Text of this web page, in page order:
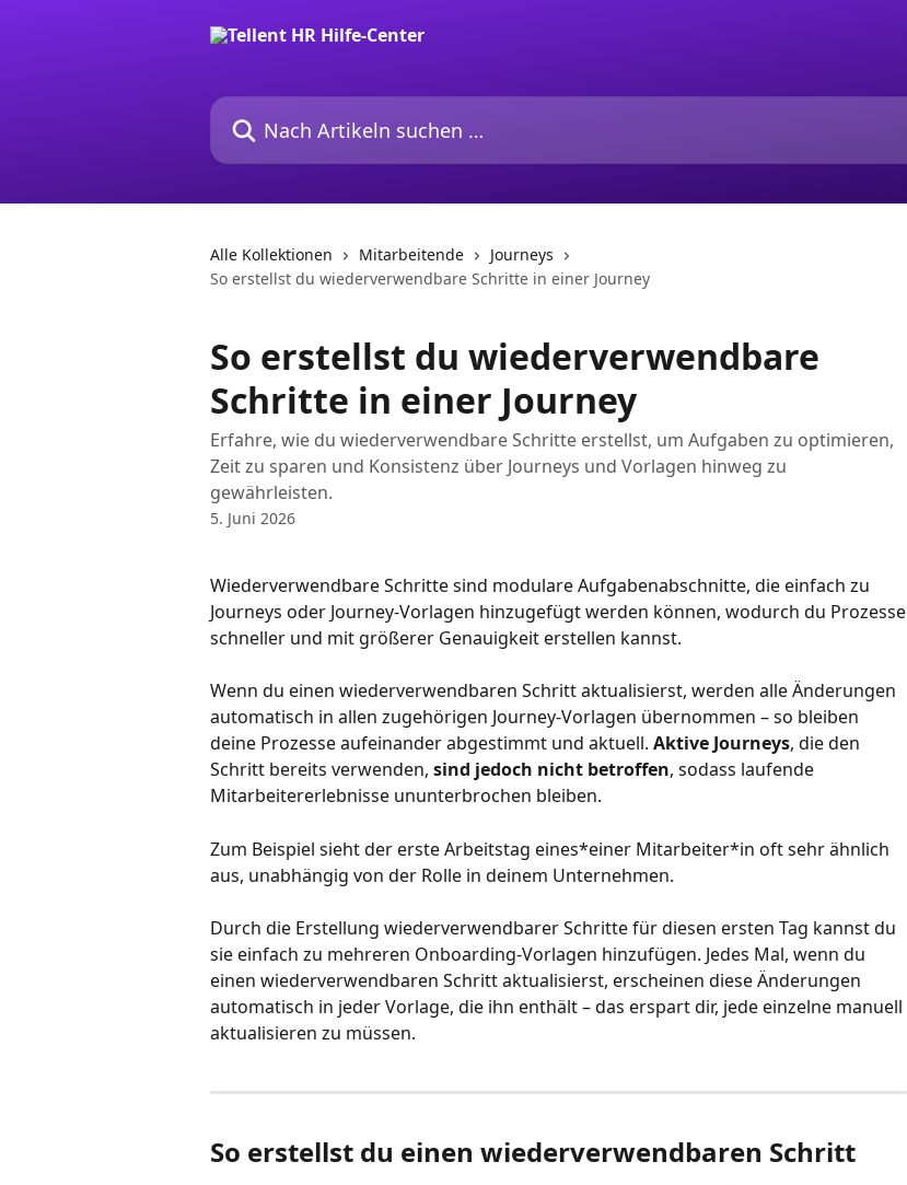
Nach Artikeln suchen …
Alle Kollektionen Mitarbeitende
Journeys
So erstellst du wiederverwendbare Schritte in einer Journey
So erstellst du wiederverwendbare
Schritte in einer Journey
Erfahre, wie du wiederverwendbare Schritte erstellst, um Aufgaben zu optimieren,
Zeit zu sparen und Konsistenz über Journeys und Vorlagen hinweg zu
gewährleisten.
5. Juni 2026
Wiederverwendbare Schritte sind modulare Aufgabenabschnitte, die einfach zu
Journeys oder Journey-Vorlagen hinzugefügt werden können, wodurch du Prozesse
schneller und mit größerer Genauigkeit erstellen kannst.
Wenn du einen wiederverwendbaren Schritt aktualisierst, werden alle Änderungen
automatisch in allen zugehörigen Journey-Vorlagen übernommen – so bleiben
deine Prozesse aufeinander abgestimmt und aktuell. Aktive Journeys, die den
Schritt bereits verwenden, sind jedoch nicht betroffen, sodass laufende
Mitarbeitererlebnisse ununterbrochen bleiben.
Zum Beispiel sieht der erste Arbeitstag eines*einer Mitarbeiter*in oft sehr ähnlich
aus, unabhängig von der Rolle in deinem Unternehmen.
Durch die Erstellung wiederverwendbarer Schritte für diesen ersten Tag kannst du
sie einfach zu mehreren Onboarding-Vorlagen hinzufügen. Jedes Mal, wenn du
einen wiederverwendbaren Schritt aktualisierst, erscheinen diese Änderungen
automatisch in jeder Vorlage, die ihn enthält – das erspart dir, jede einzelne manuell
aktualisieren zu müssen.
So erstellst du einen wiederverwendbaren Schritt